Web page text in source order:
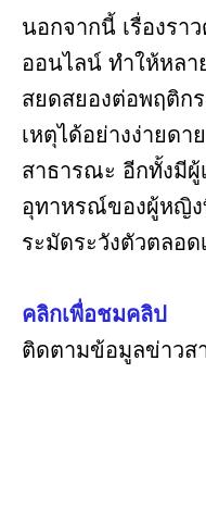
นอกจากนี้ เรื่องรา
ออนไลน์ ทำให้หลา
สยดสยองต่อพฤติก
เหตุได้อย่างง่ายด
สาธารณะ อีกทั้งมีผู้
อุทาหรณ์ของผู้หญิง
ระมัดระวังตัวตลอด
คลิกเพื่อชมคลิป
ติดตามข้อมูลข่าวส